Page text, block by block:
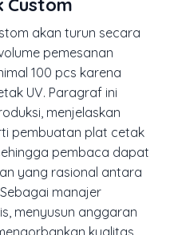
Custom
akan turun secara
pemesanan
100 pcs karena
UV. Paragraf ini
menjelaskan
pembuatan plat cetak
pembaca dapat
yang rasional antara
manajer
menyusun anggaran
kualitas